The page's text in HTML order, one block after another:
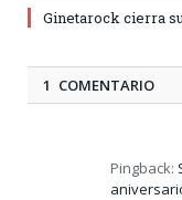
Ginetarock cierra
1 COMENTARIO
Pingback: